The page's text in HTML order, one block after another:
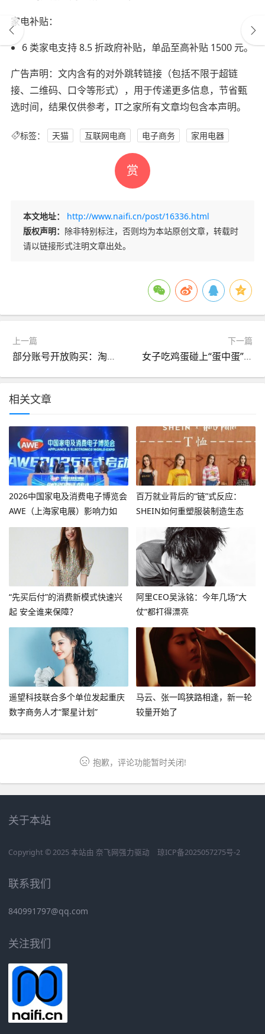
家电补贴：
6 类家电支持 8.5 折政府补贴，单品至高补贴 1500 元。
广告声明：文内含有的对外跳转链接（包括不限于超链
接、二维码、口令等形式），用于传递更多信息，节省甄
选时间，结果仅供参考，IT之家所有文章均包含本声明。
标签： 天猫 互联网电商 电子商务 家用电器
赏
本文地址：
http://www.naifi.cn/post/16336.html
版权声明： 除非特别标注，否则均为本站原创文章，转载时
请以链接形式注明文章出处。
上一篇
部分账号开放购买：淘宝 88VIP 年卡 88 元开售，含消费券、盒马、视听、闪购外卖会员
下一篇
女子吃鸡蛋碰上“蛋中蛋” 当事人：自家养的鸡下的蛋 头一次见 扔掉未吃
相关文章
2026中国家电及消费电子博览会
AWE（上海家电展）影响力如
何？
百万就业背后的“链”式反应：
SHEIN如何重塑服装制造生态
“先买后付”的消费新模式快速兴
起 安全谁来保障？
阿里CEO吴泳铭：今年几场“大
仗”都打得漂亮
遥望科技联合多个单位发起重庆
数字商务人才“聚星计划”
马云、张一鸣狭路相逢，新一轮
较量开始了
抱歉，评论功能暂时关闭!
关于本站
Copyright © 2025 本站由 奈飞网强力驱动 琼ICP备2025057275号-2
联系我们
840991797@qq.com
关注我们